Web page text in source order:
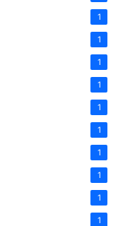
1
1
1
1
1
1
1
1
1
1